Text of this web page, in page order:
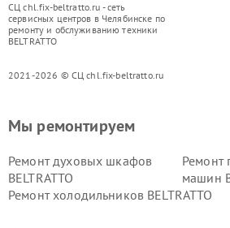
СЦ chl.fix-beltratto.ru - сеть
сервисных центров в Челябинске по
ремонту и обслуживанию техники
BELTRATTO
2021-2026 © СЦ chl.fix-beltratto.ru
Мы ремонтируем
Ремонт духовых шкафов
BELTRATTO
Ремонт
машин
Ремонт холодильников BELTRATTO